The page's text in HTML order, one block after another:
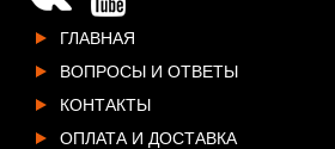
ГЛАВНАЯ
ВОПРОСЫ И ОТВЕТЫ
КОНТАКТЫ
ОПЛАТА И ДОСТАВКА